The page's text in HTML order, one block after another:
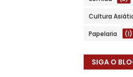
Cultura
Papelaria (1)
SIGA O